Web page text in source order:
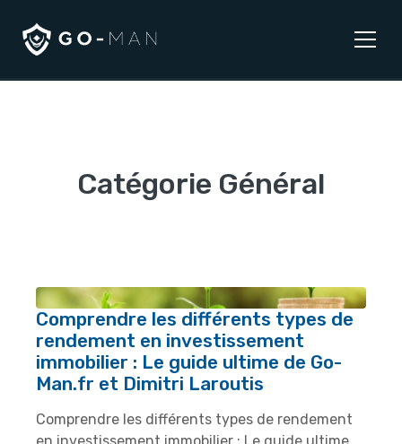
Catégorie Général
Comprendre les différents types de
rendement en investissement
immobilier : Le guide ultime de Go-
Man.fr et Dimitri Laroutis
Comprendre les différents types de rendement